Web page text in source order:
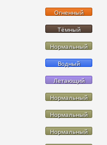
Огненный
Тёмный
Нормальный
Водный
Летающий
Нормальный
Нормальный
Нормальный